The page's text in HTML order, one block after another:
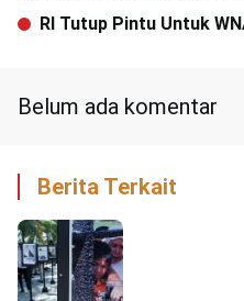
Bakal Dioperasikan
RI Tutup Pintu Untuk
Belum ada komentar
Berita Terkait